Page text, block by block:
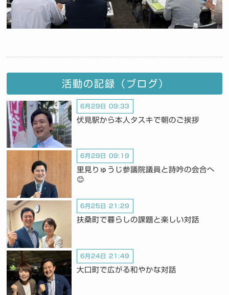
活動の記録（ブログ）
6月29日 09:33
伏見駅から本人タスキで朝のご挨拶
6月29日 09:19
里見りゅうじ参議院議員と詩吟の会合へ
😊
6月25日 21:29
扶桑町で暮らしの課題と楽しい対話
6月24日 21:49
大口町で広がる和やかな対話